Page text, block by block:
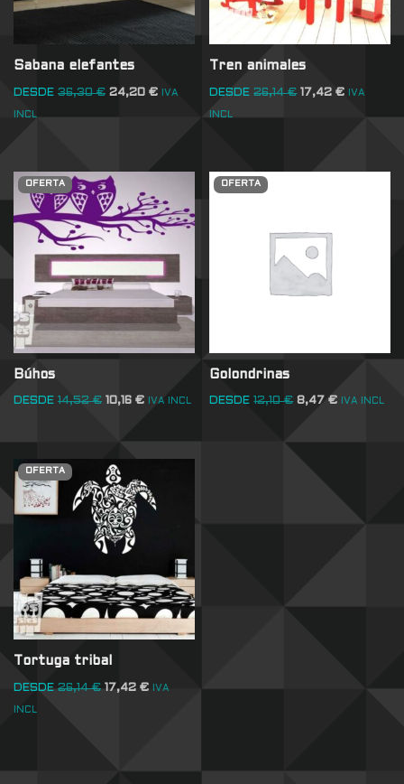
Sabana elefantes
DESDE 36,30€ 24,20 € IVA
INCL
Tren animales
DESDE 26,14€ 17,42€ IVA
INCL
OFERTA
Búhos
DESDE 14,52€ 10,16 € IVA INCL
OFERTA
Golondrinas
DESDE 12,10€ 8,47€ IVA INCL
OFERTA
Tortuga tribal
DESDE 26,14€ 17,42 € IVA
INCL